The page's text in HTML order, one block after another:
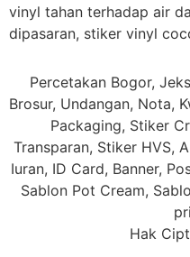
vinyl tahan terhadap air
dipasaran, stiker vinyl
Percetakan Bogor,
Brosur, Undangan, Nota,
Packaging, Stiker
Transparan, Stiker HVS,
Iuran, ID Card, Banner,
Sablon Pot Cream,
Hak